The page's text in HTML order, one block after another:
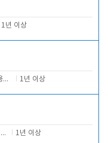
1년 이상
호텔객실 및 공용시설 청소 관리 1년 이상
카운터 업무 및 객실관리(청소상태 확인, 객실판매) 1년 이상